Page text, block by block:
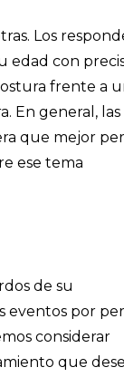
Los
edad con
frente a
En general, las
que mejor
ese tema
de su
eventos por
considerar
que